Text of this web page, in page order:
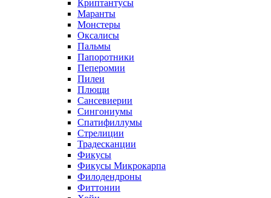
Криптантусы
Маранты
Монстеры
Оксалисы
Пальмы
Папоротники
Пеперомии
Пилеи
Плющи
Сансевиерии
Сингониумы
Спатифиллумы
Стрелиции
Традесканции
Фикусы
Фикусы Микрокарпа
Филодендроны
Фиттонии